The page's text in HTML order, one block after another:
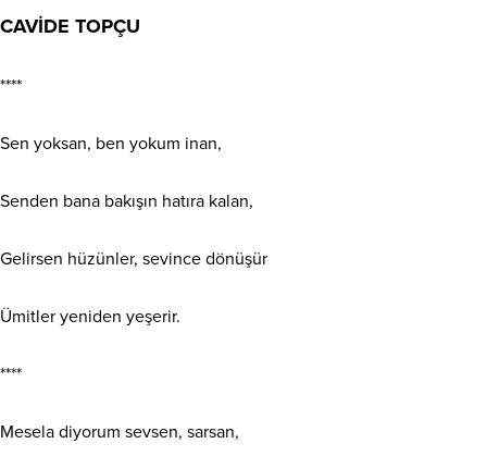
CAVİDE TOPÇU
****
Sen yoksan, ben yokum inan,
Senden bana bakışın hatıra kalan,
Gelirsen hüzünler, sevince dönüşür
Ümitler yeniden yeşerir.
****
Mesela diyorum sevsen, sarsan,